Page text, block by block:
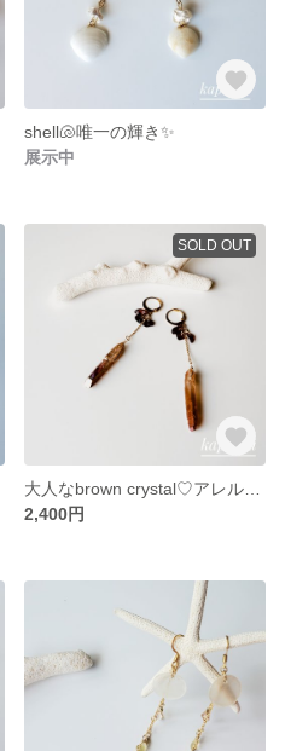
shell🐚唯一の輝き✨
展示中
SOLD OUT
2,400円